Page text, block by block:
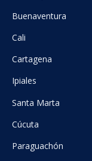
Buenaventura
Cali
Cartagena
Ipiales
Santa Marta
Cúcuta
Paraguachón